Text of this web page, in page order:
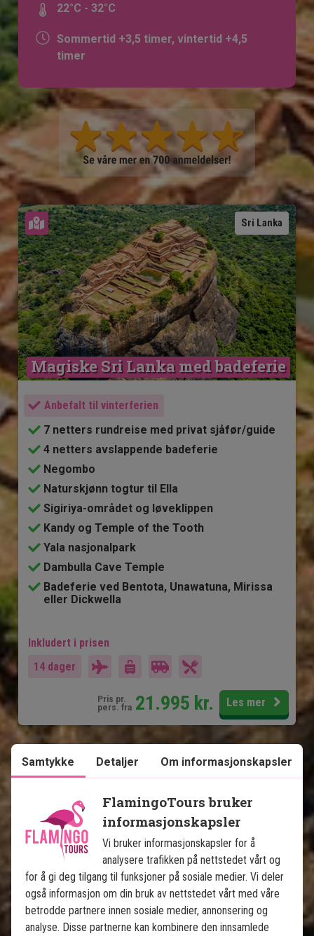
22°C - 32°C
Sommertid +3,5 timer, vintertid +4,5
timer
Sri Lanka
Se kart
Magiske Sri Lanka med badeferie
Anbefalt til vinterferien
7 netters rundreise med privat sjåfør/guide
4 netters avslappende badeferie
Negombo
Naturskjønn togtur til Ella
Sigiriya-området og løveklippen
Kandy og Temple of the Tooth
Yala nasjonalpark
Dambulla Cave Temple
Badeferie ved Bentota, Unawatuna, Mirissa
eller Dickwella
Inkludert i prisen
14 dager
Pris pr.
pers. fra 21.995 kr. Les mer
Sri Lanka
Se kart
Magiske Sri Lanka og luksus på
Maldivene
Samtykke Detaljer Om informasjonskapsler
FlamingoTours bruker
informasjonskapsler
Vi bruker informasjonskapsler for å
analysere trafikken på nettstedet vårt og
for å gi deg tilgang til funksjoner på sosiale medier. Vi deler
også informasjon om din bruk av nettstedet vårt med våre
betrodde partnere innen sosiale medier, annonsering og
analyse. Disse partnerne kan kombinere den innsamlede